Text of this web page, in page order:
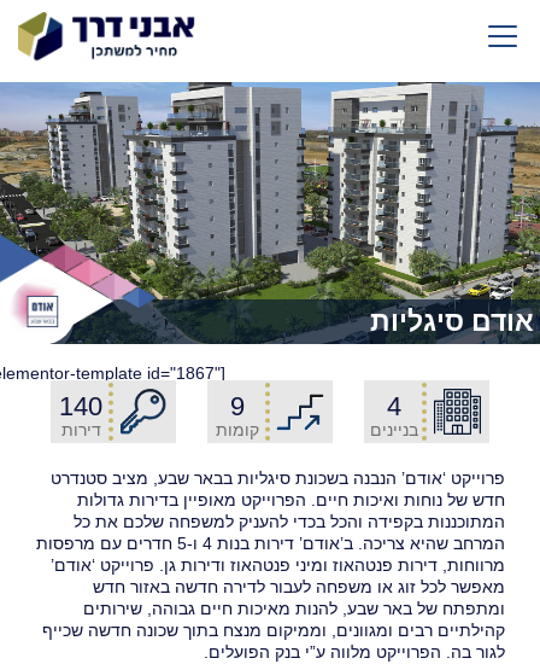
אודם סיגליות
4
בניינים
9
קומות
140
דירות
פרוייקט ‘אודם’ הנבנה בשכונת סיגליות בבאר שבע, מציב סטנדרט
חדש של נוחות ואיכות חיים. הפרוייקט מאופיין בדירות גדולות
המתוכננות בקפידה והכל בכדי להעניק למשפחה שלכם את כל
המרחב שהיא צריכה. ב’אודם’ דירות בנות 4 ו-5 חדרים עם מרפסות
מרווחות, דירות פנטהאוז ומיני פנטהאוז ודירות גן. פרוייקט ‘אודם’
מאפשר לכל זוג או משפחה לעבור לדירה חדשה באזור חדש
ומתפתח של באר שבע, להנות מאיכות חיים גבוהה, שירותים
קהילתיים רבים ומגוונים, וממיקום מנצח בתוך שכונה חדשה שכייף
לגור בה. הפרוייקט מלווה ע”י בנק הפועלים.
template id="1867"]